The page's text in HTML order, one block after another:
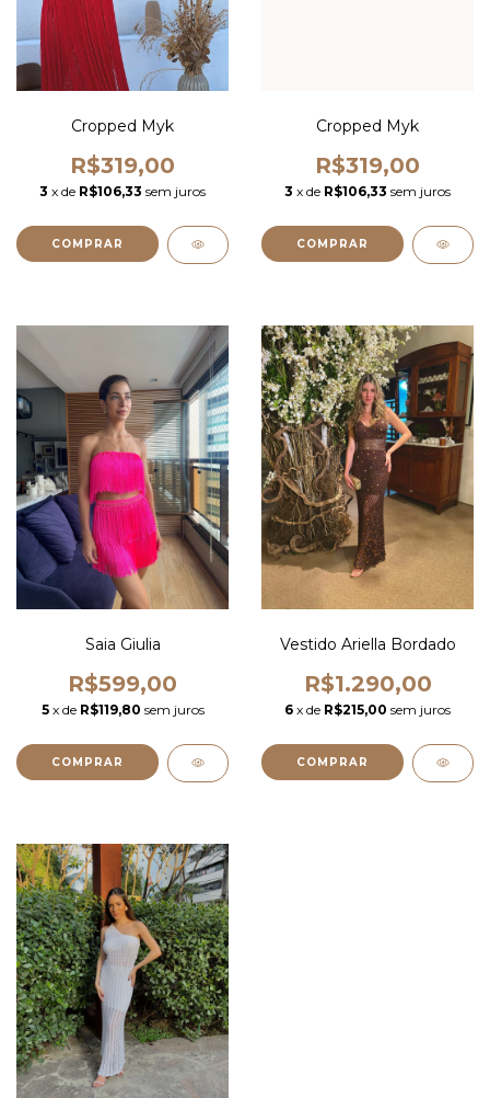
Cropped Myk
R$319,00
3 x de R$106,33 sem juros
COMPRAR
Cropped Myk
R$319,00
3 x de R$106,33 sem juros
COMPRAR
Saia Giulia
R$599,00
5 x de R$119,80 sem juros
COMPRAR
Vestido Ariella Bordado
R$1.290,00
6 x de R$215,00 sem juros
COMPRAR